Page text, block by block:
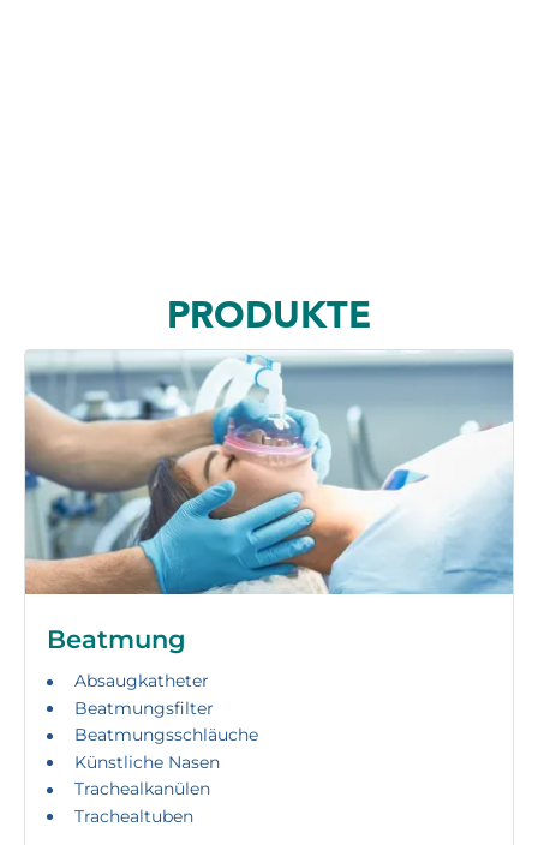
PRODUKTE
Beatmung
Absaugkatheter
Beatmungsfilter
Beatmungsschläuche
Künstliche Nasen
Trachealkanülen
Trachealtuben